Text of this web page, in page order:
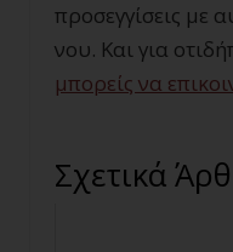
προσεγγίσεις με
νου. Και για
μπορείς να
Σχετικά